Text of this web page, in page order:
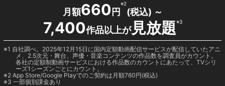
月額660 円
※2
(税込) ～
7,400作品以上が見放題※3
1 自社調べ。2025年12月15日に国内定額動画配信サービスが配信していたアニ
メ、2.5次元・舞台、声優・音楽コンテンツの作品数を調査員がカウント。
各社の定額制動画サービスにおける作品数のカウントにあたって、TVシリ
ーズ1シーズンごとにカウント。
2 App Store/Google Playでのご契約は月額760円(税込)
3 一部個別課金あり